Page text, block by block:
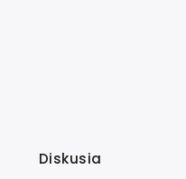
Diskusia